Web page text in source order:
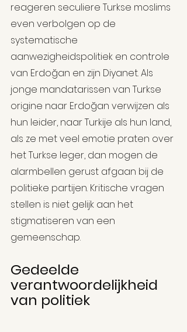
reageren seculiere Turkse moslims
even verbolgen op de
systematische
aanwezigheidspolitiek en controle
van Erdoğan en zijn Diyanet. Als
jonge mandatarissen van Turkse
origine naar Erdoğan verwijzen als
hun leider, naar Turkije als hun land,
als ze met veel emotie praten over
het Turkse leger, dan mogen de
alarmbellen gerust afgaan bij de
politieke partijen. Kritische vragen
stellen is niet gelijk aan het
stigmatiseren van een
gemeenschap.
Gedeelde
verantwoordelijkheid
van politiek